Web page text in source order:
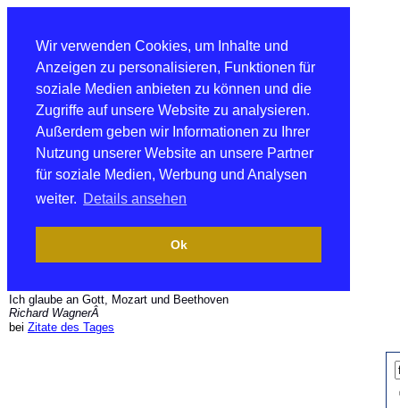
Wir verwenden Cookies, um Inhalte und
Anzeigen zu personalisieren, Funktionen für
soziale Medien anbieten zu können und die
Zugriffe auf unsere Website zu analysieren.
Außerdem geben wir Informationen zu Ihrer
Nutzung unserer Website an unsere Partner
für soziale Medien, Werbung und Analysen
weiter. Details ansehen
Ok
Ich glaube an Gott, Mozart und Beethoven
Richard WagnerÂ
bei Zitate des Tages